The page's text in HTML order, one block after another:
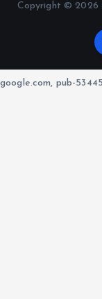
Copyright © 2026
google.com, pub-